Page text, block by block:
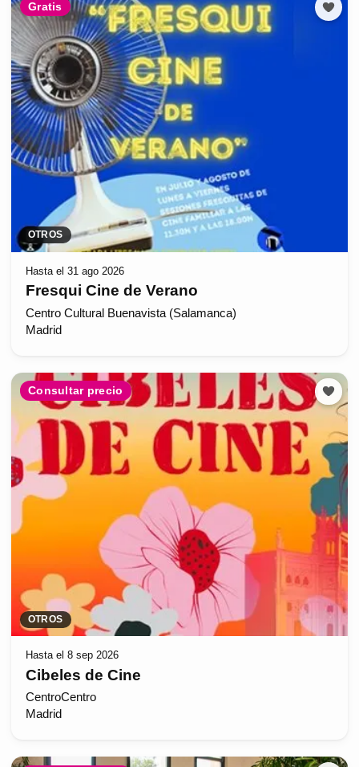
Gratis
OTROS
Hasta el 31 ago 2026
Fresqui Cine de Verano
Centro Cultural Buenavista (Salamanca)
Madrid
Consultar precio
OTROS
Hasta el 8 sep 2026
Cibeles de Cine
CentroCentro
Madrid